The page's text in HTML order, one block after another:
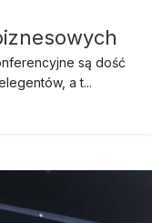
są dość
a t...